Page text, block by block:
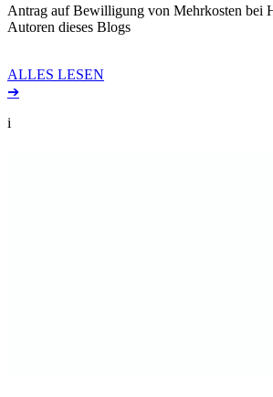
Antrag auf Bewilligung von Mehrkosten bei
Autoren dieses Blogs
ALLES LESEN
➔
i